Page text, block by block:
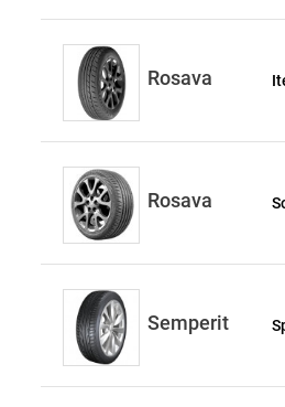
Rosava
Rosava
Semperit